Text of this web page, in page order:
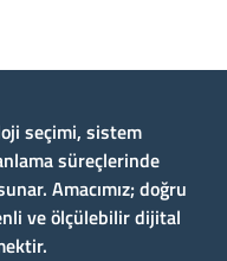
seçimi, sistem
süreçlerinde
Amacımız; doğru
ve ölçülebilir dijital